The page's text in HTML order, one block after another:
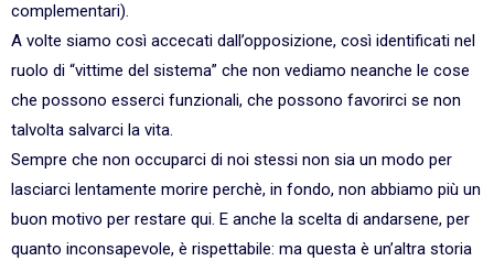
complementari).
A volte siamo così accecati dall’opposizione, così identificati nel
ruolo di “vittime del sistema” che non vediamo neanche le cose
che possono esserci funzionali, che possono favorirci se non
talvolta salvarci la vita.
Sempre che non occuparci di noi stessi non sia un modo per
lasciarci lentamente morire perchè, in fondo, non abbiamo più un
buon motivo per restare qui. E anche la scelta di andarsene, per
quanto inconsapevole, è rispettabile: ma questa è un’altra storia